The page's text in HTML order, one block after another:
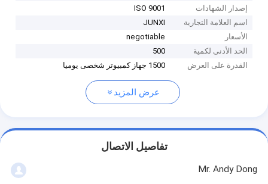
إصدار الشهادات
ISO 9001
اسم العلامة التجارية
JUNXI
الأسعار
negotiable
الحد الأدنى لكمية
500
القدرة على العرض
1500 جهاز كمبيوتر شخصى يوميا
عرض المزيد
تفاصيل الاتصال
Mr. Andy Dong